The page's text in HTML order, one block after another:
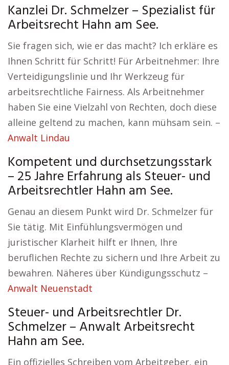
Kanzlei Dr. Schmelzer – Spezialist für
Arbeitsrecht Hahn am See.
Sie fragen sich, wie er das macht? Ich erkläre es
Ihnen Schritt für Schritt! Für Arbeitnehmer: Ihre
Verteidigungslinie und Ihr Werkzeug für
arbeitsrechtliche Fairness. Als Arbeitnehmer
haben Sie eine Vielzahl von Rechten, doch diese
alleine geltend zu machen, kann mühsam sein. –
Anwalt Lindau
Kompetent und durchsetzungsstark
– 25 Jahre Erfahrung als Steuer- und
Arbeitsrechtler Hahn am See.
Genau an diesem Punkt wird Dr. Schmelzer für
Sie tätig. Mit Einfühlungsvermögen und
juristischer Klarheit hilft er Ihnen, Ihre
beruflichen Rechte zu sichern und Ihre Arbeit zu
bewahren. Näheres über Kündigungsschutz –
Anwalt Neuenstadt
Steuer- und Arbeitsrechtler Dr.
Schmelzer – Anwalt Arbeitsrecht
Hahn am See.
Ein offizielles Schreiben vom Arbeitgeber, ein